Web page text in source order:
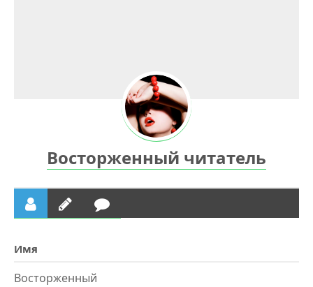
Восторженный читатель
Имя
Восторженный